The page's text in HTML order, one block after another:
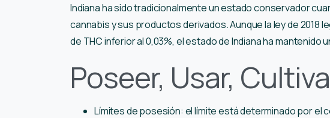
Indiana ha sido tradicionalmente un estado conservador
cannabis y sus productos derivados. Aunque la ley de 2018
de THC inferior al 0,03%, el estado de Indiana ha mantenido
Poseer, Usar,
Límites de posesión: el límite está determinado por el